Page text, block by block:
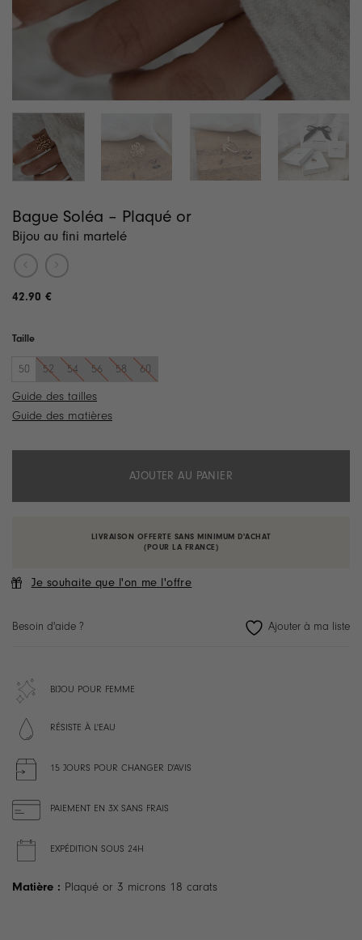
Bague Soléa – Plaqué or
Bijou au fini martelé
42.90 €
Taille
50 52 54 56 58 60
Guide des tailles
Guide des matières
AJOUTER AU PANIER
LIVRAISON OFFERTE SANS MINIMUM D'ACHAT
(POUR LA FRANCE)
Je souhaite que l'on me l'offre
Besoin d'aide ?
BIJOU POUR FEMME
RÉSISTE À L'EAU
15 JOURS POUR CHANGER D'AVIS
PAIEMENT EN 3X SANS FRAIS
EXPÉDITION SOUS 24H
Matière : Plaqué or 3 microns 18 carats